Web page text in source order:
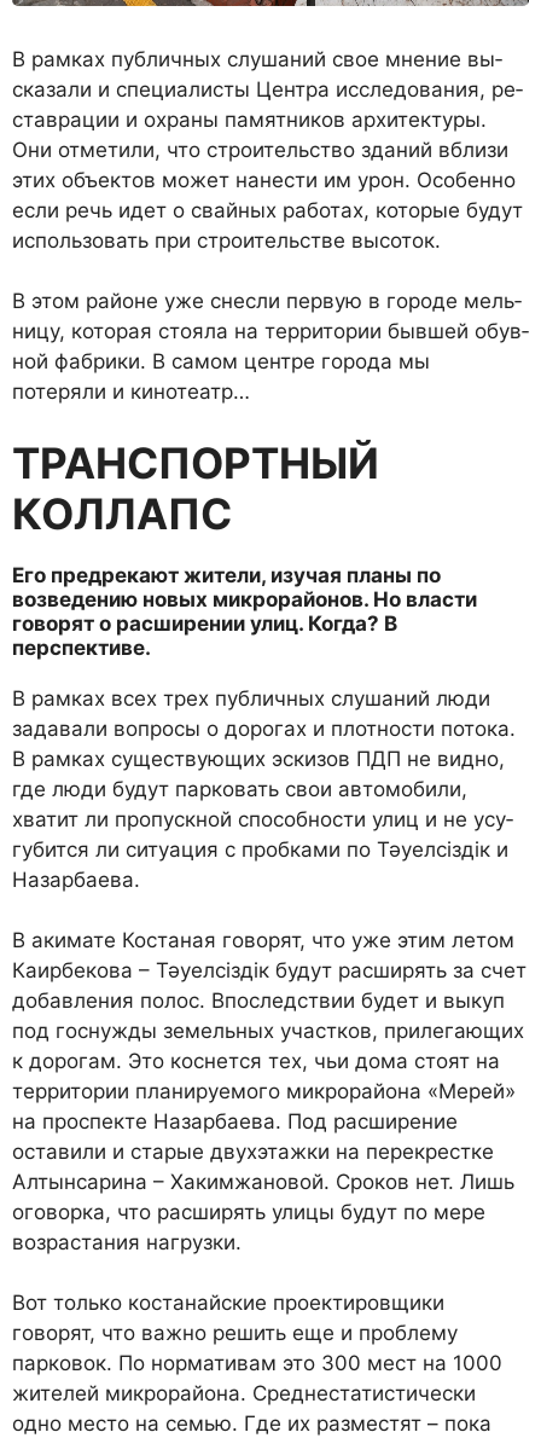
В рамках публичных слушаний свое мнение вы­
сказали и специалисты Центра исследования, ре­
ставрации и охраны памятников архитектуры.
Они отметили, что строительство зданий вблизи
этих объектов может нанести им урон. Особенно
если речь идет о свайных работах, которые будут
ис­пользовать при строительстве высоток.
В этом районе уже снесли первую в городе мель­
ницу, которая стояла на территории бывшей обув­
ной фабрики. В самом центре города мы
потеряли и кинотеатр…
ТРАНСПОРТНЫЙ
КОЛЛАПС
Его предрекают жители, изучая планы по
возведе­нию новых микрорайо­нов. Но власти
говорят о расширении улиц. Когда? В
перспективе.
В рамках всех трех публич­ных слушаний люди
зада­вали вопросы о дорогах и плотности потока.
В рамках существующих эскизов ПДП не видно,
где люди бу­дут парковать свои автомо­били,
хватит ли пропускной способности улиц и не усу­
губится ли ситуация с проб­ками по Тәуелсіздік и
На­зарбаева.
В акимате Костаная гово­рят, что уже этим летом
Ка­ирбекова – Тәуелсіздік бу­дут расширять за счет
до­бавления полос. Впослед­ствии будет и выкуп
под госнужды земельных участ­ков, прилегающих
к доро­гам. Это коснется тех, чьи дома стоят на
территории планируемого микрорайона «Мерей»
на проспекте На­зарбаева. Под расширение
оставили и старые двух­этажки на перекрестке
Ал­тынсарина – Хакимжано­вой. Сроков нет. Лишь
ого­ворка, что расширять ули­цы будут по мере
возраста­ния нагрузки.
Вот только костанайские проектировщики
говорят, что важно решить еще и проблему
парковок. По нор­мативам это 300 мест на 1000
жителей микрорайона. Среднестатистически
одно место на семью. Где их раз­местят – пока